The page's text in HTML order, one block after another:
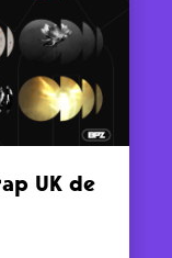
UK de